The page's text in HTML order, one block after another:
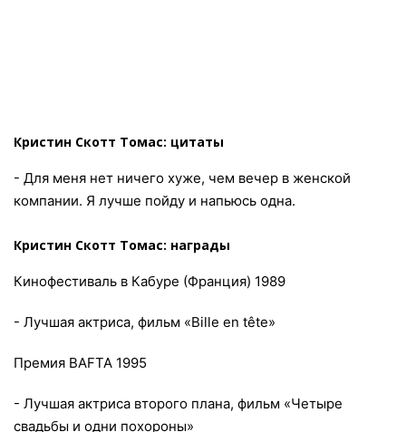
Кристин Скотт Томас: цитаты
- Для меня нет ничего хуже, чем вечер в женской
компании. Я лучше пойду и напьюсь одна.
Кристин Скотт Томас: награды
Кинофестиваль в Кабуре (Франция) 1989
- Лучшая актриса, фильм «Bille en tête»
Премия BAFTA 1995
- Лучшая актриса второго плана, фильм «Четыре
свадьбы и одни похороны»